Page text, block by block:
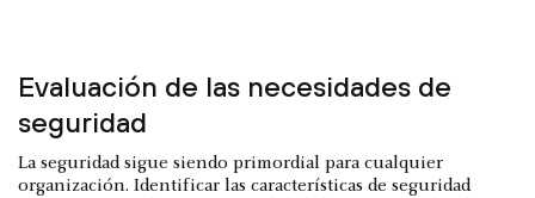
Evaluación de las necesidades de
seguridad
La seguridad sigue siendo primordial para cualquier
organización. Identificar las características de seguridad